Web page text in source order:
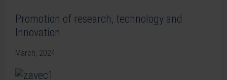
Promotion of research, technology and
Innovation
March, 2024